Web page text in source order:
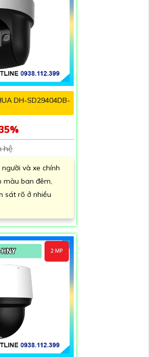
DH-SD29404DB-
hệ
và xe chính
màu ban đêm,
sát rõ ở nhiều